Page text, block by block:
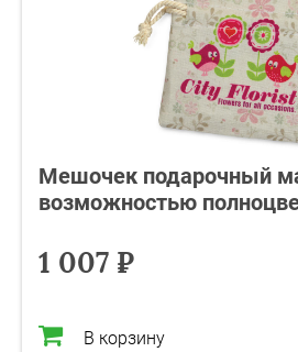
Мешочек подарочный
возможностью
1 007 ₽
В корзину